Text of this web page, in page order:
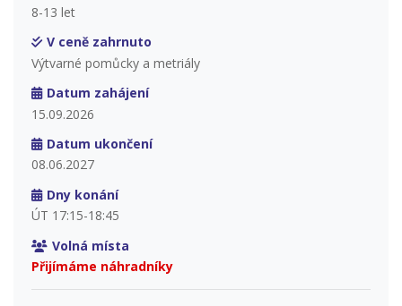
8-13 let
V ceně zahrnuto
Výtvarné pomůcky a metriály
Datum zahájení
15.09.2026
Datum ukončení
08.06.2027
Dny konání
ÚT 17:15-18:45
Volná místa
Přijímáme náhradníky